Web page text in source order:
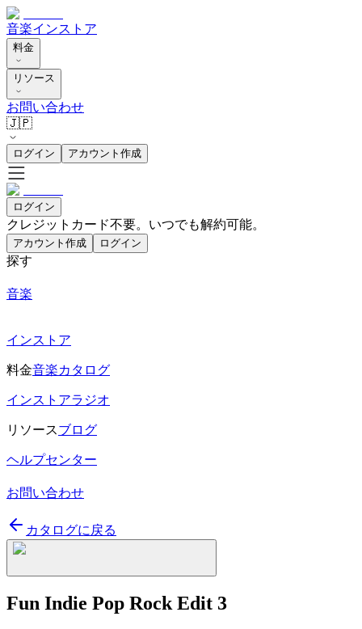
音楽インストア
料金
リソース
お問い合わせ
🇯🇵
ログイン アカウント作成
ログイン
クレジットカード不要。いつでも解約可能。
アカウント作成 ログイン
探す
音楽
インストア
料金音楽カタログ
インストアラジオ
リソースブログ
ヘルプセンター
お問い合わせ
カタログに戻る
Fun Indie Pop Rock Edit 3